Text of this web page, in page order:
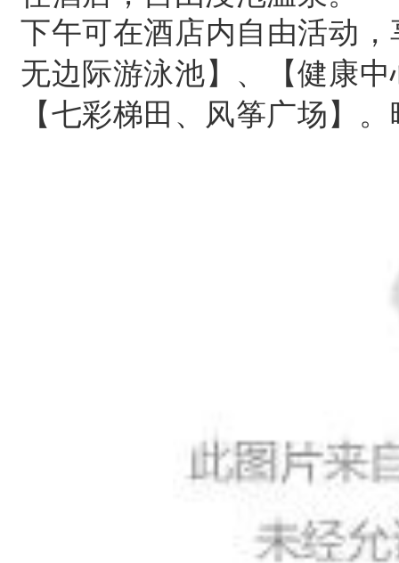
下午可在酒店内自由活动
无边际游泳池】、【健康
【七彩梯田、风筝广场】。